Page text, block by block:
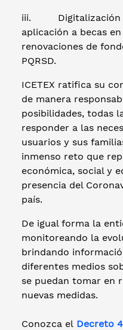
iii. Digitalización
aplicación a becas
renovaciones de
PQRSD.
ICETEX ratifica su
de manera
posibilidades, todas
responder a las
usuarios y sus
inmenso reto que
económica, social y
presencia del
país.
De igual forma la
monitoreando la
brindando
diferentes medios
se puedan tomar en
nuevas medidas.
Conozca el Decreto